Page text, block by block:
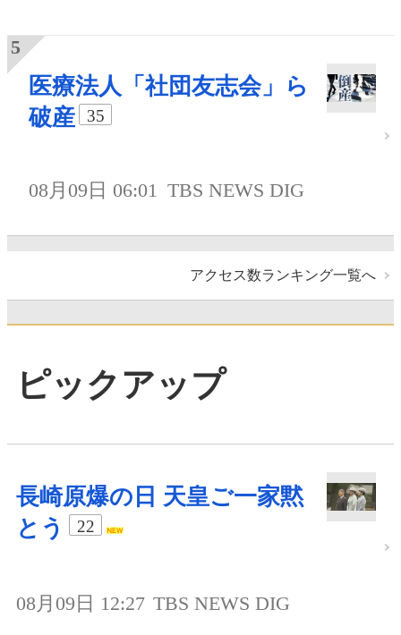
医療法人「社団友志会」ら
破産
35
08月09日 06:01 TBS NEWS DIG
アクセス数ランキング一覧へ
ピックアップ
長崎原爆の日 天皇ご一家黙
とう
22
08月09日 12:27 TBS NEWS DIG